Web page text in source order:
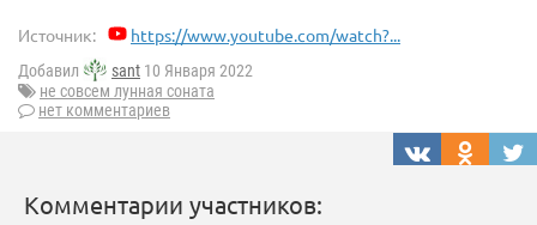
Источник: https://www.youtube.com/watch?...
Добавил sant 10 Января 2022
не совсем лунная соната
нет комментариев
Комментарии участников: